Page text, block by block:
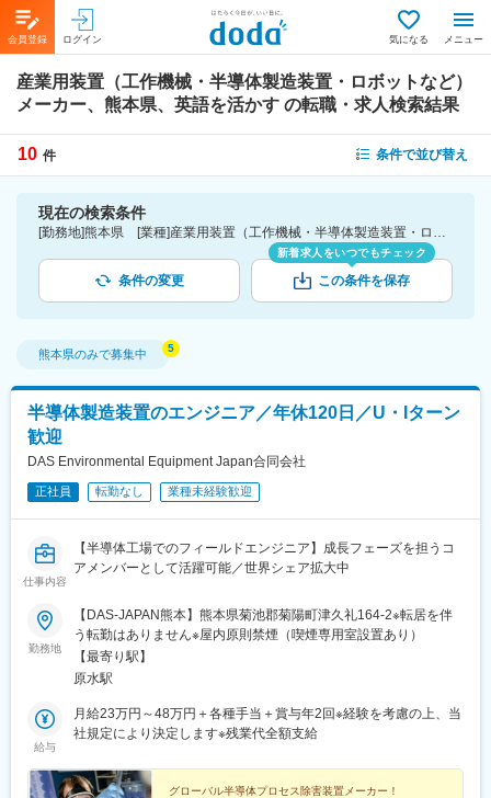
会員登録 ログイン 気になる メニュー
産業用装置（工作機械・半導体製造装置・ロボットなど）
メーカー、熊本県、英語を活かす の転職・求人検索結果
10 件 条件で並び替え
現在の検索条件
[勤務地]熊本県 [業種]産業用装置（工作機械・半導体製造装置・ロボットなど）メーカー-メーカー（機械・電気）業界 [詳細条件](語学)英語を活かす
条件の変更
新着求人をいつでもチェック
この条件を保存
熊本県のみで募集中
半導体製造装置のエンジニア／年休120日／U・Iターン
歓迎
DAS Environmental Equipment Japan合同会社
正社員 転勤なし 業種未経験歓迎
仕事内容
【半導体工場でのフィールドエンジニア】成長フェーズを担うコ
アメンバーとして活躍可能／世界シェア拡大中
勤務地
【DAS-JAPAN熊本】熊本県菊池郡菊陽町津久礼164-2※転居を伴
う転勤はありません※屋内原則禁煙（喫煙専用室設置あり）
【最寄り駅】
原水駅
給与
月給23万円～48万円＋各種手当＋賞与年2回※経験を考慮の上、当
社規定により決定します※残業代全額支給
グローバル半導体プロセス除害装置メーカー！